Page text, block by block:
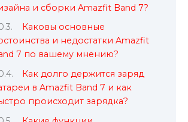
и сборки Amazfit Band 7?
Каковы основные
и недостатки Amazfit
7 по вашему мнению?
Как долго держится заряд
в Amazfit Band 7 и как
происходит зарядка?